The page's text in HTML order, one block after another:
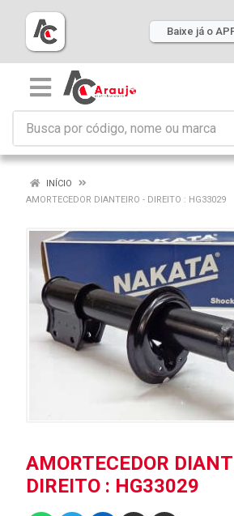
Baixe já o
INÍCIO
AMORTECEDOR DIANTEIRO - DIREITO : HG33029
AMORTECEDOR
DIREITO : HG33029